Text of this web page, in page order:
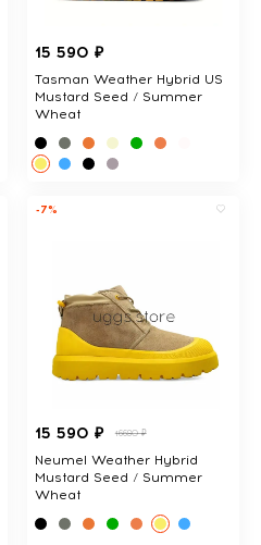
15 590 ₽
Tasman Weather Hybrid US
Mustard Seed / Summer
Wheat
-7%
15 590 ₽ 16680 ₽
Neumel Weather Hybrid
Mustard Seed / Summer
Wheat